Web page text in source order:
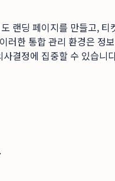
랜딩 페이지를 만들고,
러한 통합 관리 환경은 정
결정에 집중할 수 있습니